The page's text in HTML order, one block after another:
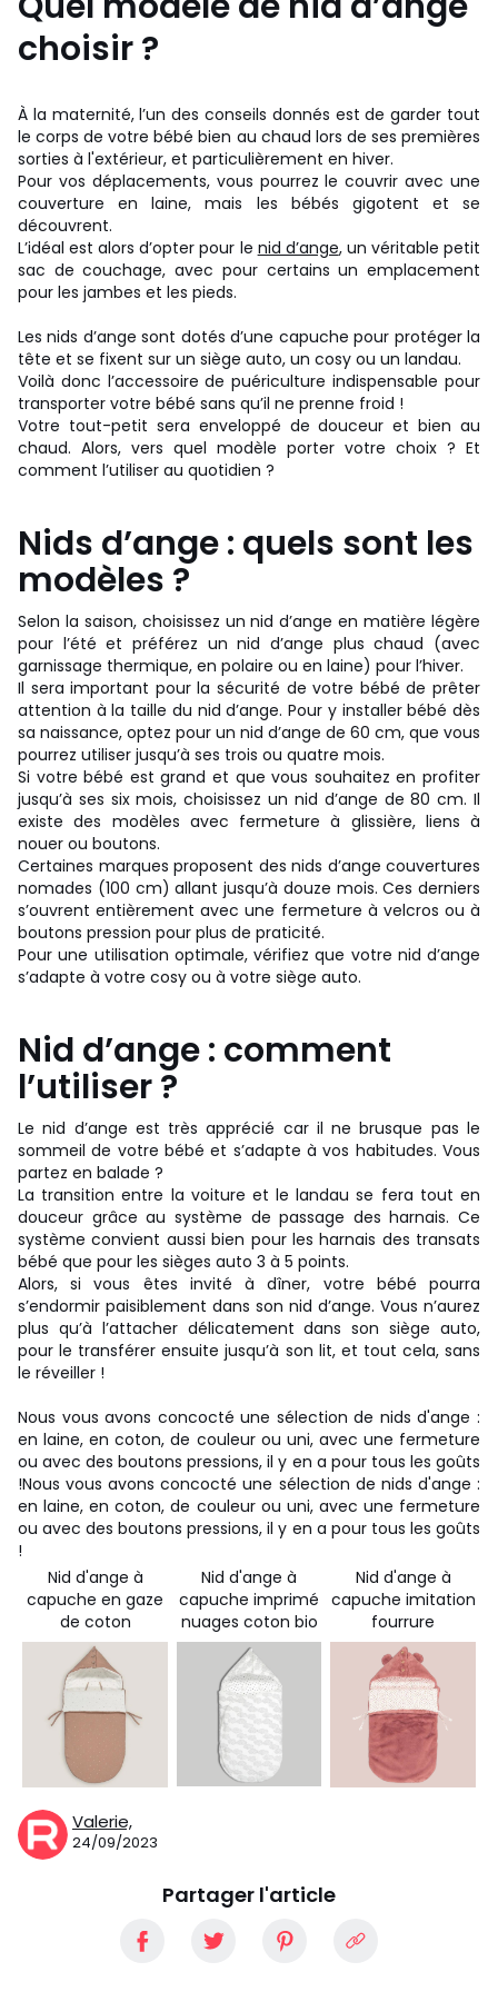
choisir ?
À la maternité, l’un des conseils donnés est de garder tout
le corps de votre bébé bien au chaud lors de ses premières
sorties à l'extérieur, et particulièrement en hiver.
Pour vos déplacements, vous pourrez le couvrir avec une
couverture en laine, mais les bébés gigotent et se
découvrent.
L’idéal est alors d’opter pour le nid d’ange, un véritable petit
sac de couchage, avec pour certains un emplacement
pour les jambes et les pieds.
Les nids d’ange sont dotés d’une capuche pour protéger la
tête et se fixent sur un siège auto, un cosy ou un landau.
Voilà donc l’accessoire de puériculture indispensable pour
transporter votre bébé sans qu’il ne prenne froid !
Votre tout-petit sera enveloppé de douceur et bien au
chaud. Alors, vers quel modèle porter votre choix ? Et
comment l’utiliser au quotidien ?
Nids d’ange : quels sont les
modèles ?
Selon la saison, choisissez un nid d’ange en matière légère
pour l’été et préférez un nid d’ange plus chaud (avec
garnissage thermique, en polaire ou en laine) pour l’hiver.
Il sera important pour la sécurité de votre bébé de prêter
attention à la taille du nid d’ange. Pour y installer bébé dès
sa naissance, optez pour un nid d’ange de 60 cm, que vous
pourrez utiliser jusqu’à ses trois ou quatre mois.
Si votre bébé est grand et que vous souhaitez en profiter
jusqu’à ses six mois, choisissez un nid d’ange de 80 cm. Il
existe des modèles avec fermeture à glissière, liens à
nouer ou boutons.
Certaines marques proposent des nids d’ange couvertures
nomades (100 cm) allant jusqu’à douze mois. Ces derniers
s’ouvrent entièrement avec une fermeture à velcros ou à
boutons pression pour plus de praticité.
Pour une utilisation optimale, vérifiez que votre nid d’ange
s’adapte à votre cosy ou à votre siège auto.
Nid d’ange : comment
l’utiliser ?
Le nid d’ange est très apprécié car il ne brusque pas le
sommeil de votre bébé et s’adapte à vos habitudes. Vous
partez en balade ?
La transition entre la voiture et le landau se fera tout en
douceur grâce au système de passage des harnais. Ce
système convient aussi bien pour les harnais des transats
bébé que pour les sièges auto 3 à 5 points.
Alors, si vous êtes invité à dîner, votre bébé pourra
s’endormir paisiblement dans son nid d’ange. Vous n’aurez
plus qu’à l’attacher délicatement dans son siège auto,
pour le transférer ensuite jusqu’à son lit, et tout cela, sans
le réveiller !
Nous vous avons concocté une sélection de nids d'ange :
en laine, en coton, de couleur ou uni, avec une fermeture
ou avec des boutons pressions, il y en a pour tous les goûts
!Nous vous avons concocté une sélection de nids d'ange :
en laine, en coton, de couleur ou uni, avec une fermeture
ou avec des boutons pressions, il y en a pour tous les goûts
!
Nid d'ange à
capuche en gaze
de coton
Nid d'ange à
capuche imprimé
nuages coton bio
Nid d'ange à
capuche imitation
fourrure
Valerie,
24/09/2023
Partager l'article